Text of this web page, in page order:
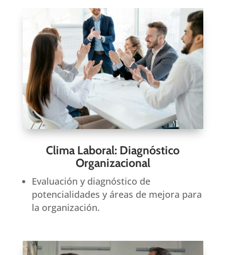
Clima Laboral: Diagnóstico
Organizacional
Evaluación y diagnóstico de
potencialidades y áreas de mejora para
la organización.